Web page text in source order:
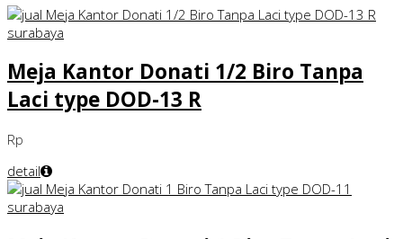
Meja Kantor Donati 1/2 Biro Tanpa
Laci type DOD-13 R
Rp
detail